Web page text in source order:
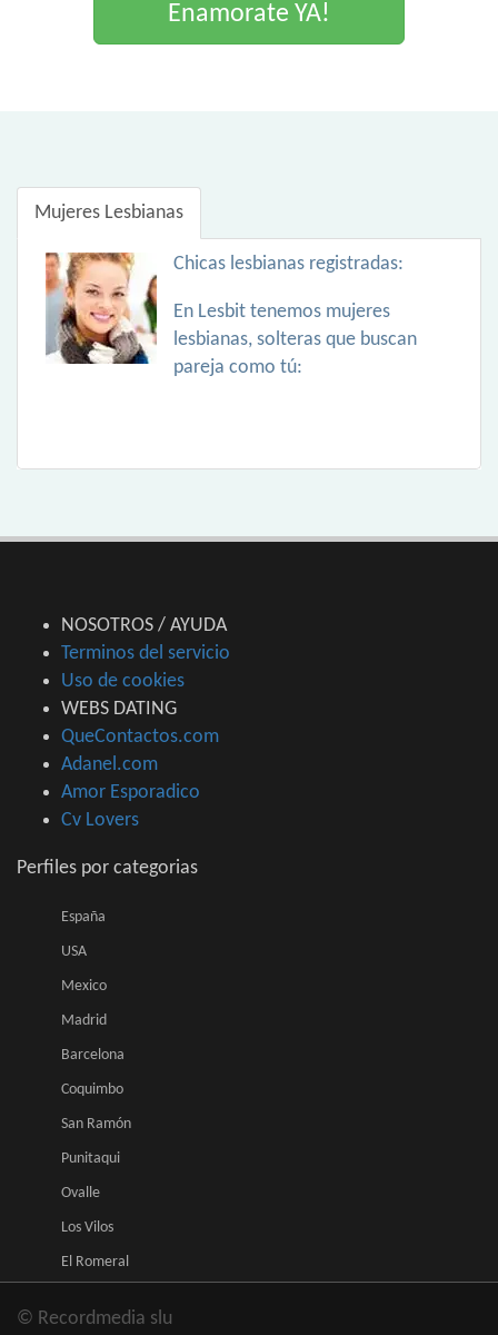
Enamorate YA!
Mujeres Lesbianas
Chicas lesbianas registradas:
En Lesbit tenemos mujeres
lesbianas, solteras que buscan
pareja como tú:
NOSOTROS / AYUDA
Terminos del servicio
Uso de cookies
WEBS DATING
QueContactos.com
Adanel.com
Amor Esporadico
Cv Lovers
Perfiles por categorias
España
USA
Mexico
Madrid
Barcelona
Coquimbo
San Ramón
Punitaqui
Ovalle
Los Vilos
El Romeral
© Recordmedia slu